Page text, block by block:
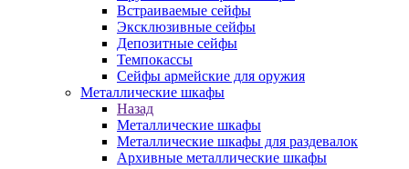
Встраиваемые сейфы
Эксклюзивные сейфы
Депозитные сейфы
Темпокассы
Сейфы армейские для оружия
Металлические шкафы
Назад
Металлические шкафы
Металлические шкафы для раздевалок
Архивные металлические шкафы